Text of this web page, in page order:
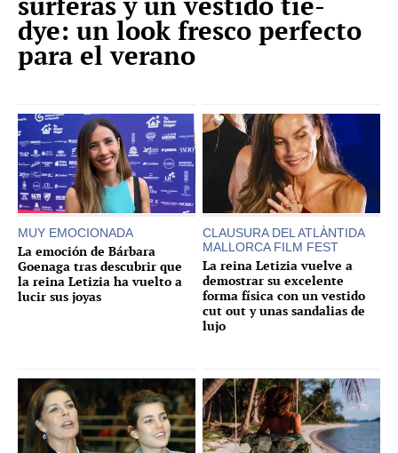
dye: un look fresco perfecto
para el verano
MUY EMOCIONADA
La emoción de Bárbara
Goenaga tras descubrir que
la reina Letizia ha vuelto a
lucir sus joyas
CLAUSURA DEL ATLÀNTIDA
MALLORCA FILM FEST
La reina Letizia vuelve a
demostrar su excelente
forma física con un vestido
cut out y unas sandalias de
lujo